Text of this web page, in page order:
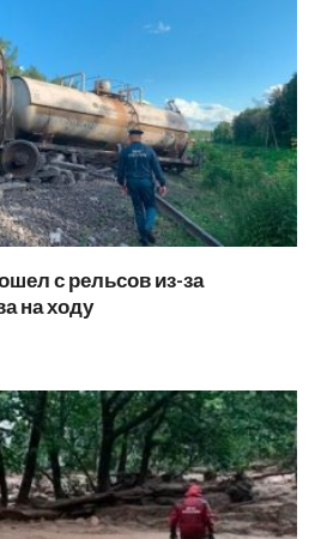
с рельсов из-за
на ходу